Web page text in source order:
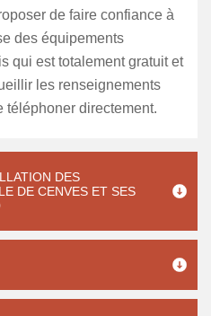
de faire confiance à
des équipements
qui est totalement gratuit et
les renseignements
directement.
DES
DE CENVES ET SES